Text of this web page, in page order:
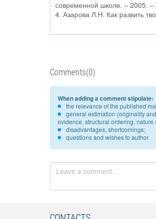
современной школе. – 2005.
4. Азарова Л.Н. Как развить
Comments(0)
When adding a comment stipulate:
the relevance of the published
general estimation (originality
evidence, structural ordering,
disadvantages, shortcomings;
questions and wishes to author.